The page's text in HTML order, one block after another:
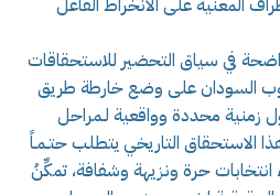
في سياق التحضير للاستحقاقات
السودان على وضع خارطة طريق
محددة وواقعية لـمراحل
الاستحقاق التاريخي يتطلب حتـمـاً
انتخابات حرة ونزيهة وشفافة، تمكِّنُ